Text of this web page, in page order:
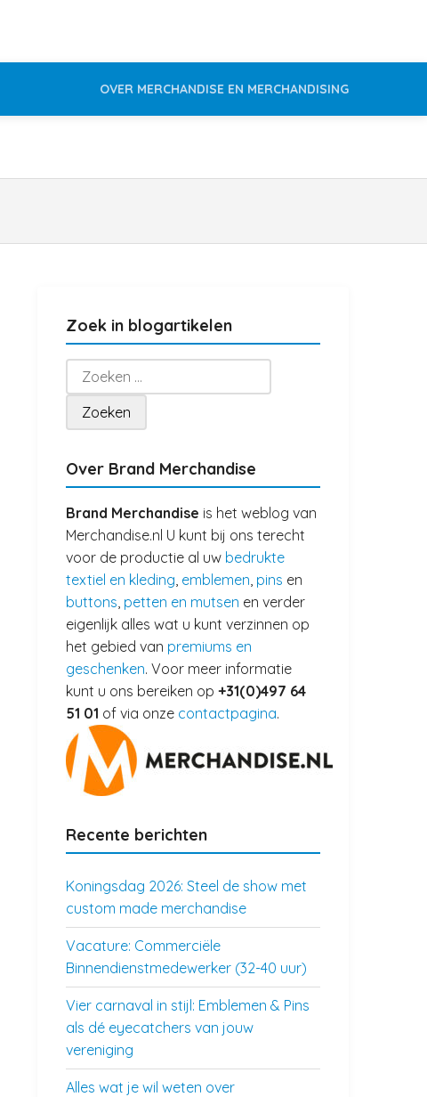
OVER MERCHANDISE EN MERCHANDISING
Zoek in blogartikelen
Zoeken
naar:
Over Brand Merchandise
Brand Merchandise is het weblog van
Merchandise.nl U kunt bij ons terecht
voor de productie al uw bedrukte
textiel en kleding, emblemen, pins en
buttons, petten en mutsen en verder
eigenlijk alles wat u kunt verzinnen op
het gebied van premiums en
geschenken. Voor meer informatie
kunt u ons bereiken op +31(0)497 64
51 01 of via onze contactpagina.
Recente berichten
Koningsdag 2026: Steel de show met
custom made merchandise
Vacature: Commerciële
Binnendienstmedewerker (32-40 uur)
Vier carnaval in stijl: Emblemen & Pins
als dé eyecatchers van jouw
vereniging
Alles wat je wil weten over